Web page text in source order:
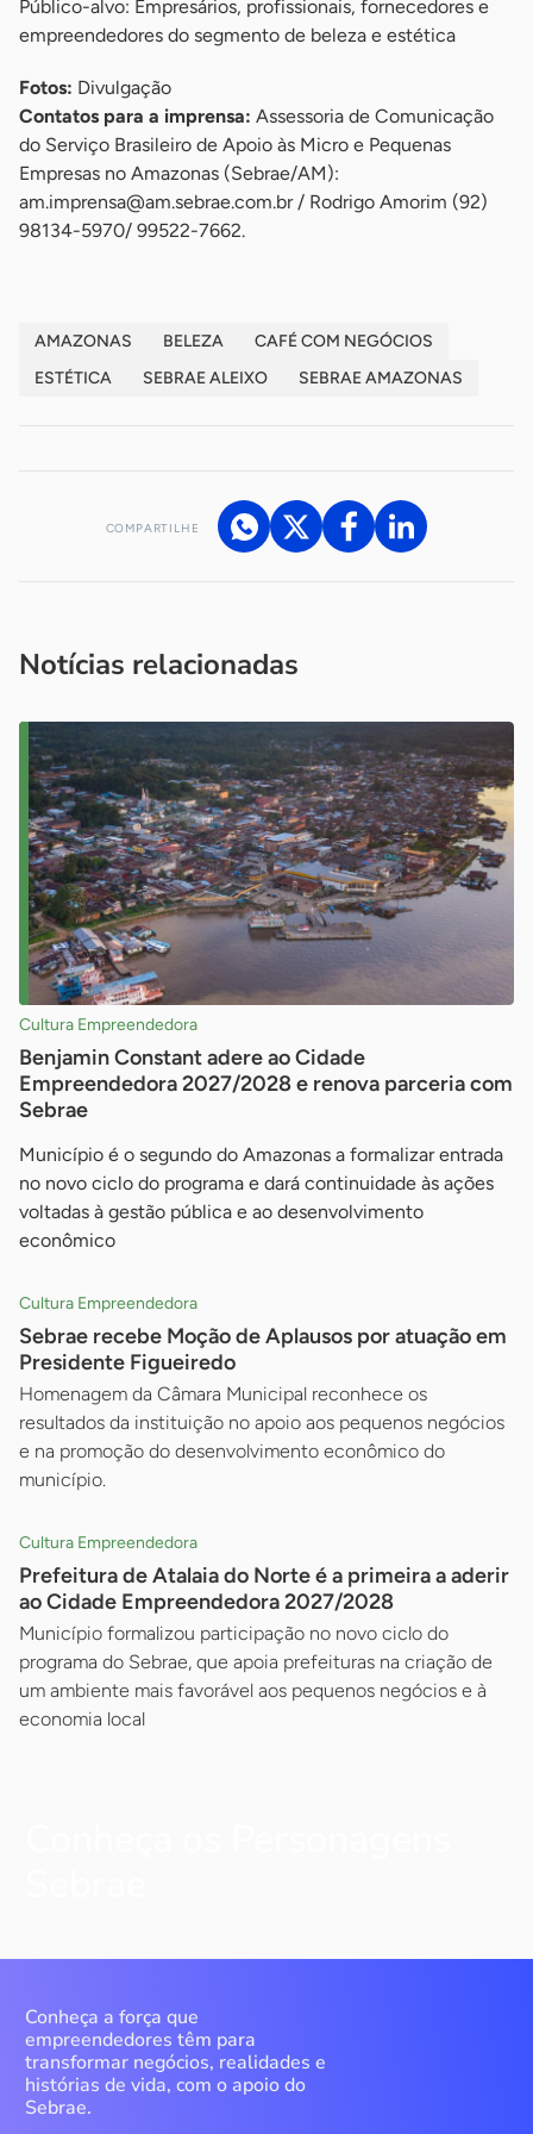
Público-alvo: Empresários, profissionais, fornecedores e
empreendedores do segmento de beleza e estética
Fotos: Divulgação
Contatos para a imprensa: Assessoria de Comunicação
do Serviço Brasileiro de Apoio às Micro e Pequenas
Empresas no Amazonas (Sebrae/AM):
am.imprensa@am.sebrae.com.br/ Rodrigo Amorim (92)
98134-5970/ 99522-7662.
AMAZONAS BELEZA
CAFÉ COM NEGÓCIOS
ESTÉTICA
SEBRAE ALEIXO SEBRAE AMAZONAS
COMPARTILHE
Notícias relacionadas
Cultura Empreendedora
Benjamin Constant adere ao Cidade
Empreendedora 2027/2028 e renova parceria com
Sebrae
Município é o segundo do Amazonas a formalizar entrada
no novo ciclo do programa e dará continuidade às ações
voltadas à gestão pública e ao desenvolvimento
econômico
Cultura Empreendedora
Sebrae recebe Moção de Aplausos por atuação em
Presidente Figueiredo
Homenagem da Câmara Municipal reconhece os
resultados da instituição no apoio aos pequenos negócios
e na promoção do desenvolvimento econômico do
município.
Cultura Empreendedora
Prefeitura de Atalaia do Norte é a primeira a aderir
ao Cidade Empreendedora 2027/2028
Município formalizou participação no novo ciclo do
programa do Sebrae, que apoia prefeituras na criação de
um ambiente mais favorável aos pequenos negócios e à
economia local
Conheça a força que
empreendedores têm para
transformar negócios, realidades e
histórias de vida, com o apoio do
Sebrae.